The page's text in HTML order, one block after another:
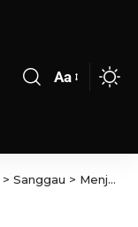
Aa
> Sanggau > Menjadi Tuan Rumah MTQ Ke-31, Sanggau Bangga Mengukir Sejarah